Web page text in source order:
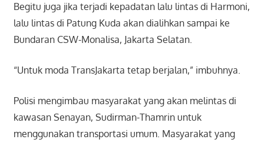
Begitu juga jika terjadi kepadatan lalu lintas di Harmoni,
lalu lintas di Patung Kuda akan dialihkan sampai ke
Bundaran CSW-Monalisa, Jakarta Selatan.
“Untuk moda TransJakarta tetap berjalan,” imbuhnya.
Polisi mengimbau masyarakat yang akan melintas di
kawasan Senayan, Sudirman-Thamrin untuk
menggunakan transportasi umum. Masyarakat yang